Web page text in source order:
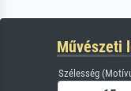
Művészeti
Szélesség